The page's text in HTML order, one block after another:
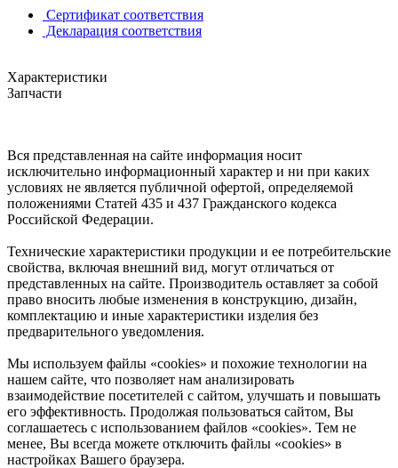
Сертификат соответствия
Декларация соответствия
Характеристики
Запчасти
Вся представленная на сайте информация носит
исключительно информационный характер и ни при каких
условиях не является публичной офертой, определяемой
положениями Статей 435 и 437 Гражданского кодекса
Российской Федерации.
Технические характеристики продукции и ее потребительские
свойства, включая внешний вид, могут отличаться от
представленных на сайте. Производитель оставляет за собой
право вносить любые изменения в конструкцию, дизайн,
комплектацию и иные характеристики изделия без
предварительного уведомления.
Мы используем файлы «cookies» и похожие технологии на
нашем сайте, что позволяет нам анализировать
взаимодействие посетителей с сайтом, улучшать и повышать
его эффективность. Продолжая пользоваться сайтом, Вы
соглашаетесь с использованием файлов «cookies». Тем не
менее, Вы всегда можете отключить файлы «cookies» в
настройках Вашего браузера.